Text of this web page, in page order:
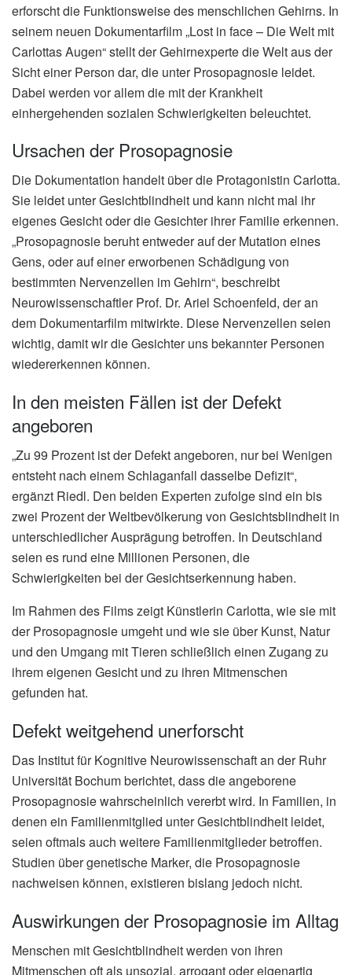
erforscht die Funktionsweise des menschlichen Gehirns. In
seinem neuen Dokumentarfilm „Lost in face – Die Welt mit
Carlottas Augen“ stellt der Gehirnexperte die Welt aus der
Sicht einer Person dar, die unter Prosopagnosie leidet.
Dabei werden vor allem die mit der Krankheit
einhergehenden sozialen Schwierigkeiten beleuchtet.
Ursachen der Prosopagnosie
Die Dokumentation handelt über die Protagonistin Carlotta.
Sie leidet unter Gesichtblindheit und kann nicht mal ihr
eigenes Gesicht oder die Gesichter ihrer Familie erkennen.
„Prosopagnosie beruht entweder auf der Mutation eines
Gens, oder auf einer erworbenen Schädigung von
bestimmten Nervenzellen im Gehirn“, beschreibt
Neurowissenschaftler Prof. Dr. Ariel Schoenfeld, der an
dem Dokumentarfilm mitwirkte. Diese Nervenzellen seien
wichtig, damit wir die Gesichter uns bekannter Personen
wiedererkennen können.
In den meisten Fällen ist der Defekt
angeboren
„Zu 99 Prozent ist der Defekt angeboren, nur bei Wenigen
entsteht nach einem Schlaganfall dasselbe Defizit“,
ergänzt Riedl. Den beiden Experten zufolge sind ein bis
zwei Prozent der Weltbevölkerung von Gesichtsblindheit in
unterschiedlicher Ausprägung betroffen. In Deutschland
seien es rund eine Millionen Personen, die
Schwierigkeiten bei der Gesichtserkennung haben.
Im Rahmen des Films zeigt Künstlerin Carlotta, wie sie mit
der Prosopagnosie umgeht und wie sie über Kunst, Natur
und den Umgang mit Tieren schließlich einen Zugang zu
ihrem eigenen Gesicht und zu ihren Mitmenschen
gefunden hat.
Defekt weitgehend unerforscht
Das Institut für Kognitive Neurowissenschaft an der Ruhr
Universität Bochum berichtet, dass die angeborene
Prosopagnosie wahrscheinlich vererbt wird. In Familien, in
denen ein Familienmitglied unter Gesichtblindheit leidet,
seien oftmals auch weitere Familienmitglieder betroffen.
Studien über genetische Marker, die Prosopagnosie
nachweisen können, existieren bislang jedoch nicht.
Auswirkungen der Prosopagnosie im Alltag
Menschen mit Gesichtblindheit werden von ihren
Mitmenschen oft als unsozial, arrogant oder eigenartig